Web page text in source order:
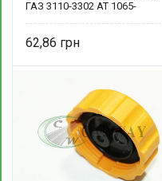
ГАЗ 3110-3302 AT 1065-
62,86